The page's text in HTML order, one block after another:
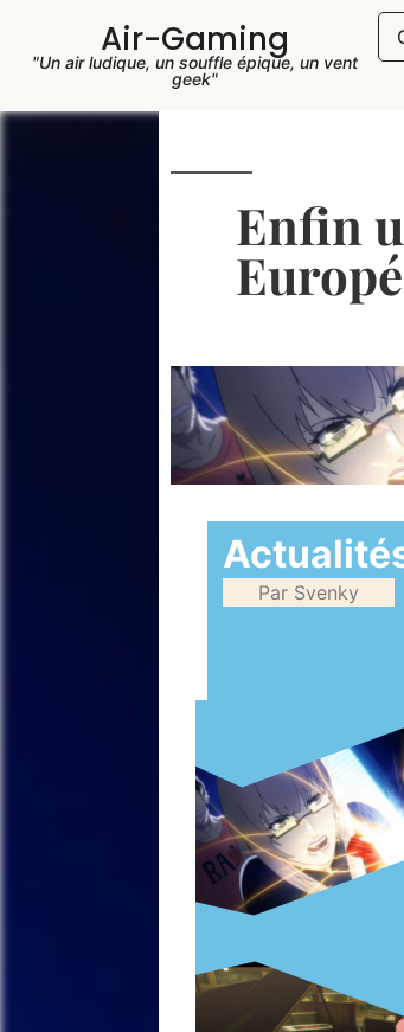
Air-Gaming
"Un air ludique, un souffle épique, un vent
geek"
Enfin
Par Svenky